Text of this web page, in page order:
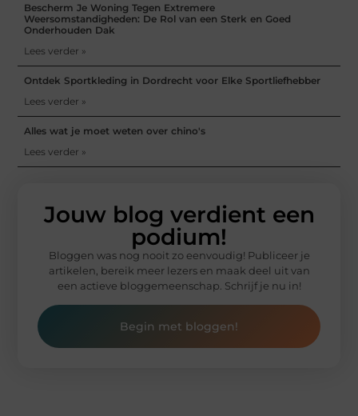
Bescherm Je Woning Tegen Extremere
Weersomstandigheden: De Rol van een Sterk en Goed
Onderhouden Dak
Lees verder »
Ontdek Sportkleding in Dordrecht voor Elke Sportliefhebber
Lees verder »
Alles wat je moet weten over chino's
Lees verder »
Jouw blog verdient een
podium!
Bloggen was nog nooit zo eenvoudig! Publiceer je
artikelen, bereik meer lezers en maak deel uit van
een actieve bloggemeenschap. Schrijf je nu in!
Begin met bloggen!